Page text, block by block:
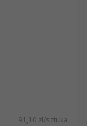
91,10 zł/sztuka